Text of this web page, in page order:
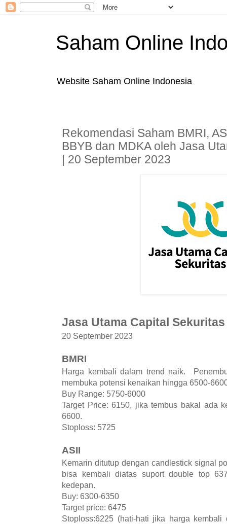
Saham Online
Website Saham Online Indonesia
Rekomendasi Saham BMRI,
BBYB dan MDKA oleh Jasa
| 20 September 2023
Jasa Utama Capital Sekuritas
20 September 2023
BMRI
Harga kembali dalam trend naik.
membuka potensi kenaikan hingga 6500-
Buy Range: 5750-6000
Target Price: 6150, jika tembus bakal ada
6600.
Stoploss: 5725
ASII
Kemarin ditutup dengan candlestick signal
bisa kembali diatas suport double top
kedepan.
Buy: 6300-6350
Target price: 6475
Stoploss:6225 (hati-hati jika harga